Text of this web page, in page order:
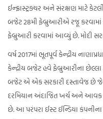
ઈન્ફ્રાસ્ટ્રક્ચર અને સંરક્ષણ માટે
બજેટ 28મી ફેબ્રુઆરીએ રજૂ
ફેબ્રુઆરી કરવામાં આવ્યું છે. મોદી
વર્ષ 2017માં ભૂતપૂર્વ કેન્દ્રીય
કેન્દ્રીય બજેટ હવે ફેબ્રુઆરીના
બજેટ એ એક સરકારી દસ્તાવેજ છે
દરમિયાન અંદાજિત ખર્ચ અને
છે. આ પરંપરા ઈસ્ટ ઈન્ડિયા